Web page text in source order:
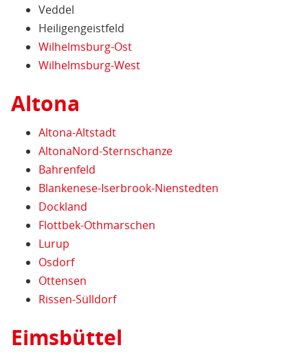
Veddel
Heiligengeistfeld
Wilhelmsburg-Ost
Wilhelmsburg-West
Altona
Altona-Altstadt
AltonaNord-Sternschanze
Bahrenfeld
Blankenese-Iserbrook-Nienstedten
Dockland
Flottbek-Othmarschen
Lurup
Osdorf
Ottensen
Rissen-Sülldorf
Eimsbüttel